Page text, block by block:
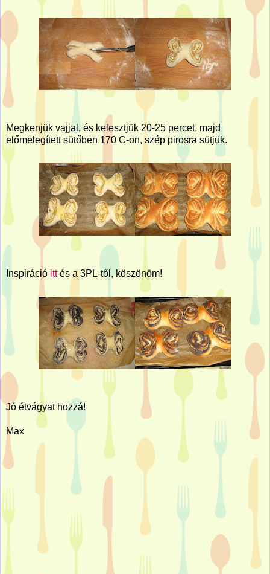
Megkenjük vajjal, és kelesztjük 20-25 percet, majd
előmelegített sütőben 170 C-on, szép pirosra sütjük.
Inspiráció ittés a 3PL-től, köszönöm!
Jó étvágyat hozzá!
Max